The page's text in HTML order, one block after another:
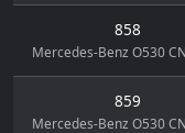
858
Mercedes-Benz O530
859
Mercedes-Benz O530